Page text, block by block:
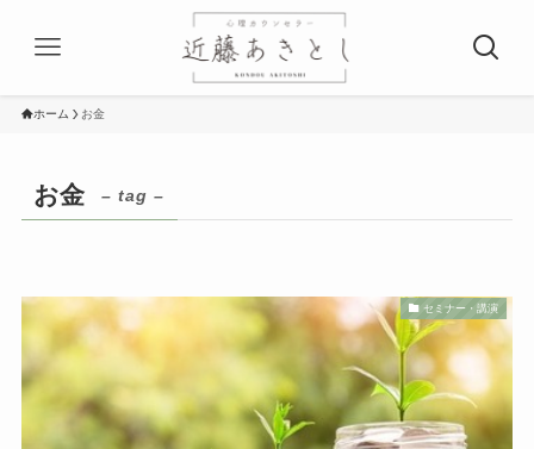
ホーム お金
お金 – tag –
セミナー・講演